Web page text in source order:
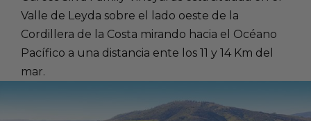
Valle de Leyda sobre el lado oeste de la
Cordillera de la Costa mirando hacia el Océano
Pacífico a una distancia ente los 11 y 14 Km del
mar.